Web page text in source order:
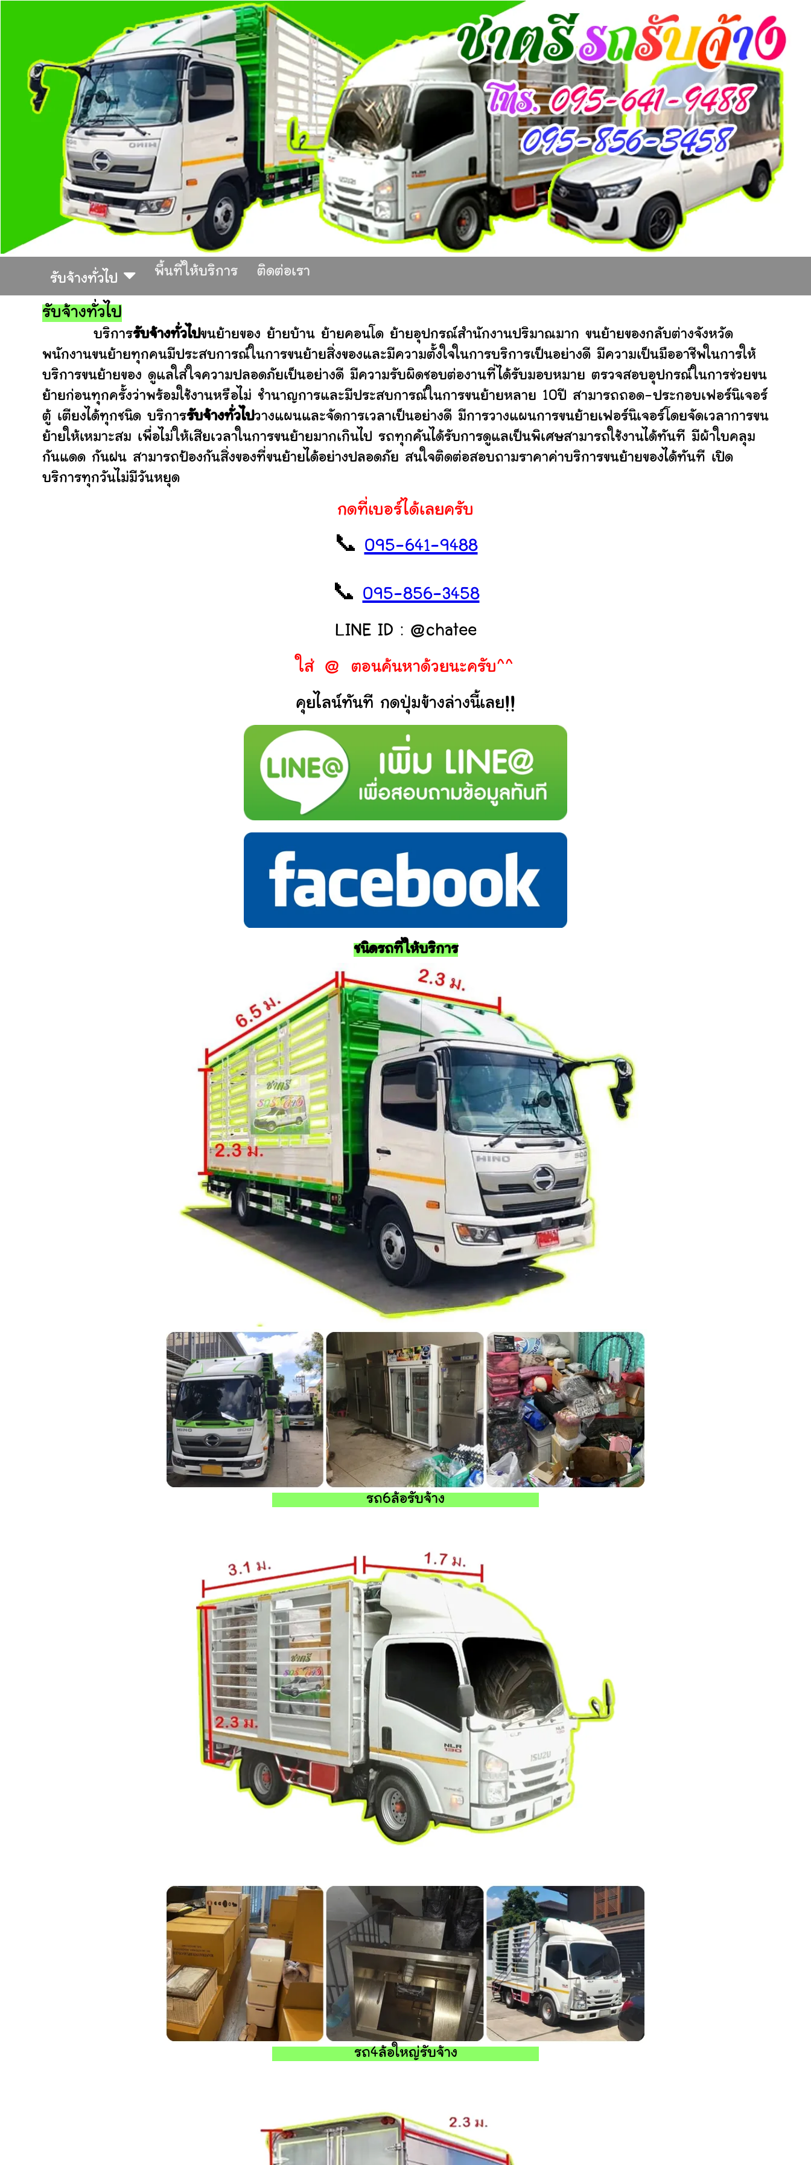
รับจ้างทั่วไป
พื้นที่ให้บริการ ติดต่อเรา
รับจ้างทั่วไป
บริการรับจ้างทั่วไปขนย้ายของ ย้ายบ้าน ย้ายคอนโด ย้ายอุปกรณ์สำนักงานปริมาณมาก ขนย้ายของกลับต่างจังหวัด
พนักงานขนย้ายทุกคนมีประสบการณ์ในการขนย้ายสิ่งของและมีความตั้งใจในการบริการเป็นอย่างดี มีความเป็นมืออาชีพในการให้
บริการขนย้ายของ ดูแลใส่ใจความปลอดภัยเป็นอย่างดี มีความรับผิดชอบต่องานที่ได้รับมอบหมาย ตรวจสอบอุปกรณ์ในการช่วยขน
ย้ายก่อนทุกครั้งว่าพร้อมใช้งานหรือไม่ ชำนาญการและมีประสบการณ์ในการขนย้ายหลาย 10ปี สามารถถอด-ประกอบเฟอร์นิเจอร์
ตู้ เตียงได้ทุกชนิด บริการรับจ้างทั่วไปวางแผนและจัดการเวลาเป็นอย่างดี มีการวางแผนการขนย้ายเฟอร์นิเจอร์โดยจัดเวลาการขน
ย้ายให้เหมาะสม เพื่อไม่ให้เสียเวลาในการขนย้ายมากเกินไป รถทุกคันได้รับการดูแลเป็นพิเศษสามารถใช้งานได้ทันที มีผ้าใบคลุม
กันแดด กันฝน สามารถป้องกันสิ่งของที่ขนย้ายได้อย่างปลอดภัย สนใจติดต่อสอบถามราคาค่าบริการขนย้ายของได้ทันที เปิด
บริการทุกวันไม่มีวันหยุด
กดที่เบอร์ได้เลยครับ
📞 095-641-9488
📞 095-856-3458
LINE ID : @chatee
ใส่ @ ตอนค้นหาด้วยนะครับ^^
คุยไลน์ทันที กดปุ่มข้างล่างนี้เลย!!
ชนิดรถที่ให้บริการ
รถ6ล้อรับจ้าง
รถ4ล้อใหญ่รับจ้าง